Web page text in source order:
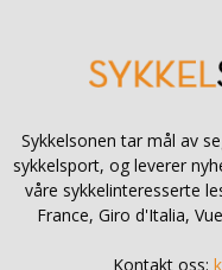
Sykkelsonen tar mål av
sykkelsport, og leverer
våre sykkelinteresserte
France, Giro d'Italia,
Kontakt oss: